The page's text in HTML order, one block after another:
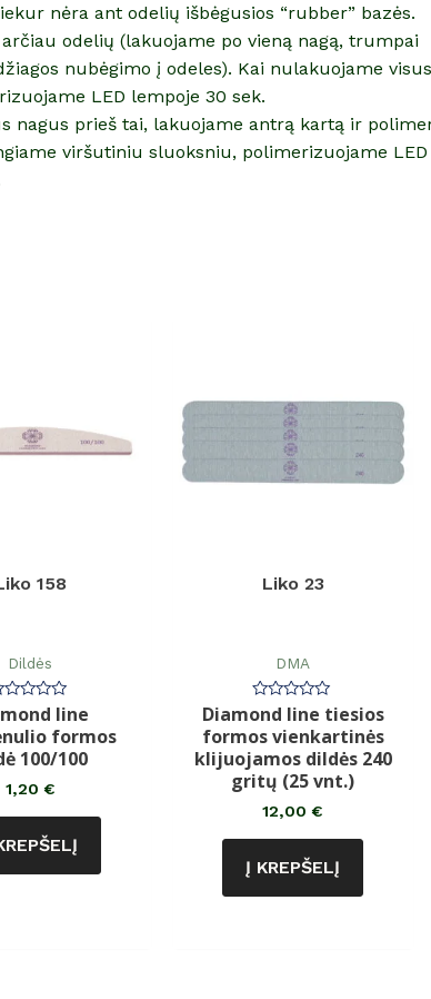
nėra ant odelių išbėgusios “rubber” bazės.
odelių (lakuojame po vieną nagą, trumpai
nubėgimo į odeles). Kai nulakuojame visus
LED lempoje 30 sek.
nagus prieš tai, lakuojame antrą kartą ir
viršutiniu sluoksniu, polimerizuojame LED
158
Dildės
line
formos
100/100
1,20 €
Liko 23
DMA
Įvertinimas:
0
iš
5
Diamond line tiesios
formos vienkartinės
klijuojamos dildės 240
gritų (25 vnt.)
12,00€
Į KREPŠELĮ